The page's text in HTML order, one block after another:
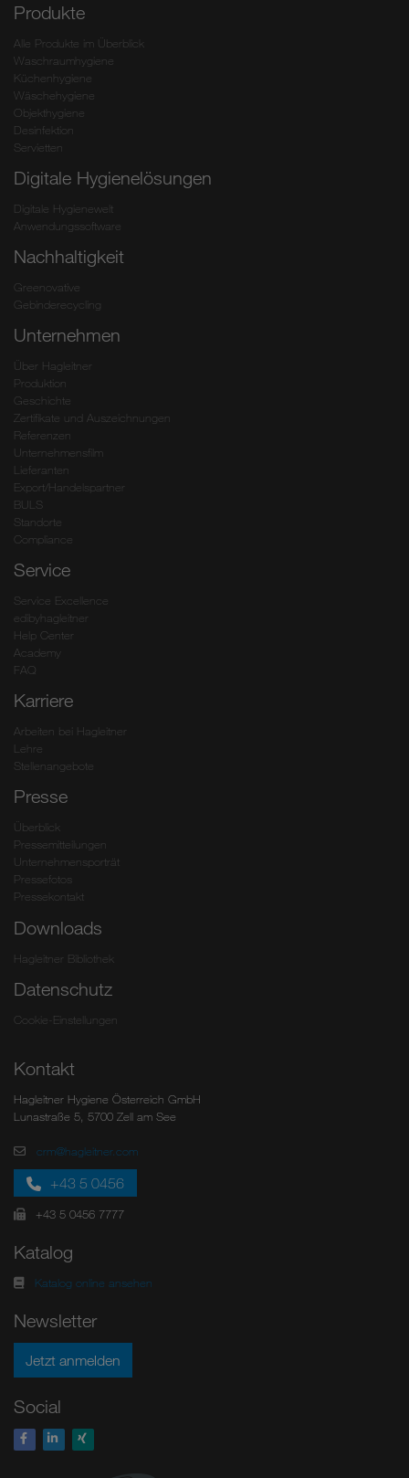
Produkte
Alle Produkte im Überblick
Waschraumhygiene
Küchenhygiene
Wäschehygiene
Objekthygiene
Desinfektion
Servietten
Digitale Hygienelösungen
Digitale Hygienewelt
Anwendungssoftware
Nachhaltigkeit
Greenovative
Gebinderecycling
Unternehmen
Über Hagleitner
Produktion
Geschichte
Zertifikate und Auszeichnungen
Referenzen
Unternehmensfilm
Lieferanten
Export/Handelspartner
BULS
Standorte
Compliance
Service
Service Excellence
edibyhagleitner
Help Center
Academy
FAQ
Karriere
Arbeiten bei Hagleitner
Lehre
Stellenangebote
Presse
Überblick
Pressemitteilungen
Unternehmensporträt
Pressefotos
Pressekontakt
Downloads
Hagleitner Bibliothek
Datenschutz
Cookie-Einstellungen
Kontakt
Hagleitner Hygiene Österreich GmbH
Lunastraße 5, 5700 Zell am See
crm@hagleitner.com
+43 5 0456
+43 5 0456 7777
Katalog
Katalog online ansehen
Newsletter
Jetzt anmelden
Social